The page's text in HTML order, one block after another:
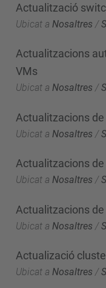
Actualització
Ubicat a Nosaltres /
Actualitzacions
VMs
Ubicat a Nosaltres /
Actualitzacions
Ubicat a Nosaltres /
Actualitzacions
Ubicat a Nosaltres /
Actualitzacions
Ubicat a Nosaltres /
Actualizació
Ubicat a Nosaltres /